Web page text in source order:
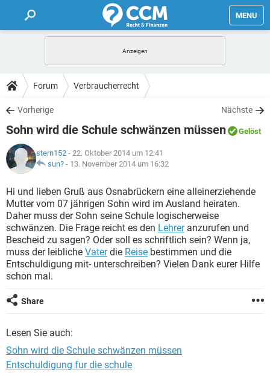
MENU
FORUM
TIPPS
Forum Verbraucherrecht
Vorherige Nächste
Sohn wird die Schule schwänzen müssen Gelöst
stern152 - 22. Oktober 2014 um 12:41
sun? - 13. November 2014 um 16:32
Hi und lieben Gruß aus Osnabrückern eine alleinerziehende
Mutter vom 07 jährigen Sohn wird im Ausland heiraten.
Daher muss der Sohn seine Schule logischerweise
schwänzen. Die Frage reicht es den Lehreranzurufen und
Bescheid zu sagen? Oder soll es schriftlich sein? Wenn ja,
muss der leibliche Vaterdie Reise bestimmen und die
Entschuldigung mit- unterschreiben? Vielen Dank eurer Hilfe
schon mal.
Share
Lesen Sie auch:
Sohn wird die Schule schwänzen müssen
Entschuldigung fur die schule